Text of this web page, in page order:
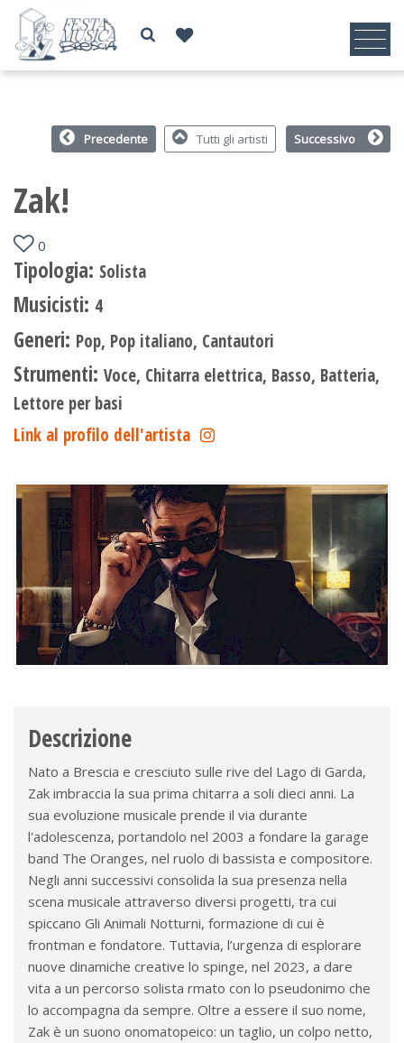
Precedente Tutti gli artisti Successivo
Zak!
0
Tipologia: Solista
Musicisti: 4
Generi: Pop, Pop italiano, Cantautori
Strumenti: Voce, Chitarra elettrica, Basso, Batteria,
Lettore per basi
Link al profilo dell'artista
Descrizione
Nato a Brescia e cresciuto sulle rive del Lago di Garda,
Zak imbraccia la sua prima chitarra a soli dieci anni. La
sua evoluzione musicale prende il via durante
l'adolescenza, portandolo nel 2003 a fondare la garage
band The Oranges, nel ruolo di bassista e compositore.
Negli anni successivi consolida la sua presenza nella
scena musicale attraverso diversi progetti, tra cui
spiccano Gli Animali Notturni, formazione di cui è
frontman e fondatore. Tuttavia, l’urgenza di esplorare
nuove dinamiche creative lo spinge, nel 2023, a dare
vita a un percorso solista rmato con lo pseudonimo che
lo accompagna da sempre. Oltre a essere il suo nome,
Zak è un suono onomatopeico: un taglio, un colpo netto,